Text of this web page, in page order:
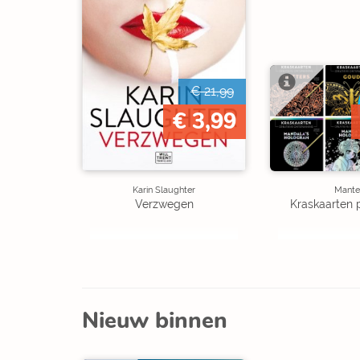
€ 21,99
€ 3,99
Karin Slaughter
Verzwegen Kraskaarten
Nieuw binnen